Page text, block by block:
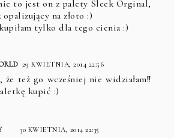
to jest on z palety Sleek Orginal,
na złoto :)
tylko dla tego cienia :)
29 KWIETNIA, 2014 22:56
że też go wcześniej nie widziałam!!
kupić :)
30 KWIETNIA, 2014 22:35